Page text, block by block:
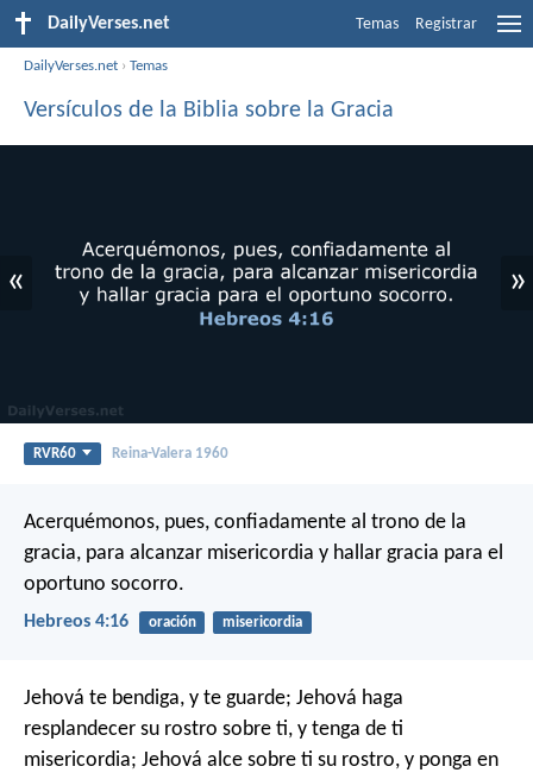
DailyVerses.net Temas Registrar
DailyVerses.net ›Temas
Versículos de la Biblia sobre la Gracia
« »
RVR60 Reina-Valera 1960
Acerquémonos, pues, confiadamente al trono de la
gracia, para alcanzar misericordia y hallar gracia para el
oportuno socorro.
Hebreos 4:16 oración misericordia
Jehová te bendiga, y te guarde; Jehová haga
resplandecer su rostro sobre ti, y tenga de ti
misericordia; Jehová alce sobre ti su rostro, y ponga en